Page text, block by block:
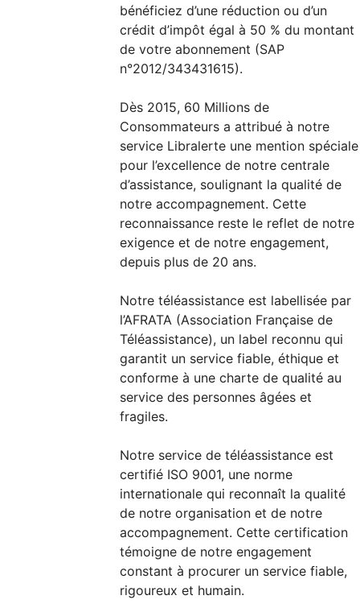
bénéficiez d’une réduction ou d’un
crédit d’impôt égal à 50 % du montant
de votre abonnement (SAP
n°2012/343431615).
Dès 2015, 60 Millions de
Consommateurs a attribué à notre
service Libralerte une mention spéciale
pour l’excellence de notre centrale
d’assistance, soulignant la qualité de
notre accompagnement. Cette
reconnaissance reste le reflet de notre
exigence et de notre engagement,
depuis plus de 20 ans.
Notre téléassistance est labellisée par
l’AFRATA (Association Française de
Téléassistance), un label reconnu qui
garantit un service fiable, éthique et
conforme à une charte de qualité au
service des personnes âgées et
fragiles.
Notre service de téléassistance est
certifié ISO 9001, une norme
internationale qui reconnaît la qualité
de notre organisation et de notre
accompagnement. Cette certification
témoigne de notre engagement
constant à procurer un service fiable,
rigoureux et humain.